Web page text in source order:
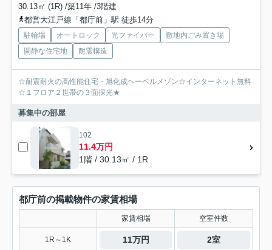
30.13㎡ (1R) /築11年 /3階建
都営大江戸線「都庁前」駅 徒歩14分
駐輪場 オートロック 光ファイバー
敷地内ごみ置き場
閑静な住宅地
耐震構造
☆耐震耐火の高性能住宅・旭化成ヘーベルメゾン☆インターネット無料
☆１フロア２世帯の３面採光★
募集中の部屋
102
11.4万円
1階 / 30.13㎡ / 1R
都庁前の掲載物件の家賃相場
家賃相場 空室件数
1R～1K 11万円 2室